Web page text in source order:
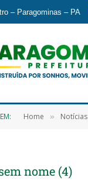
– Paragominas – PA
Home » Notícias
nome (4)